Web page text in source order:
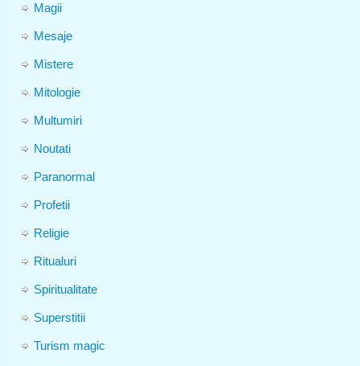
Magii
Mesaje
Mistere
Mitologie
Multumiri
Noutati
Paranormal
Profetii
Religie
Ritualuri
Spiritualitate
Superstitii
Turism magic